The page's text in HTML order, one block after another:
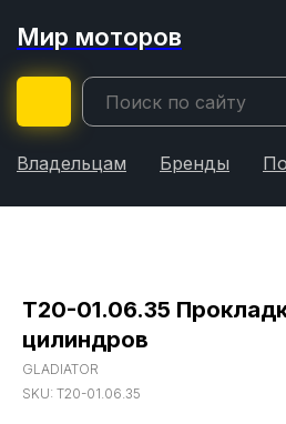
Мир моторов
Владельцам Бренды
T20-01.06.35
цилиндров
GLADIATOR
SKU: T20-01.06.35